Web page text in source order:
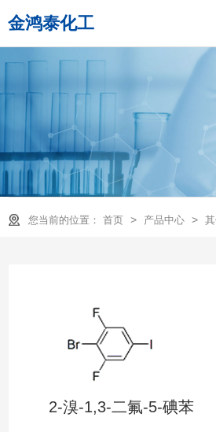
金鸿泰化工
您当前的位置： 首页 > 产品中心 >
2-溴-1,3-二氟-5-碘苯